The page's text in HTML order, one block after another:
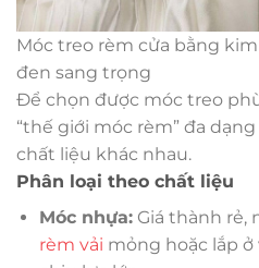
Móc treo rèm cửa bằng
đen sang trọng
Để chọn được móc treo
“thế giới móc rèm” đa
chất liệu khác nhau.
Phân loại theo chất liệu
Móc nhựa:Giá thành rẻ,
rèm vải mỏng hoặc lắp